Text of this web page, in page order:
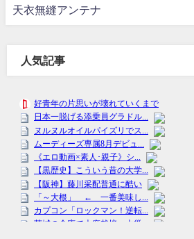
天衣無縫アンテナ
人気記事